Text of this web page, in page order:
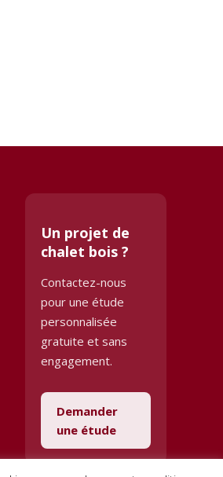
Un projet de
chalet bois ?
Contactez-nous
pour une étude
personnalisée
gratuite et sans
engagement.
Demander
une étude